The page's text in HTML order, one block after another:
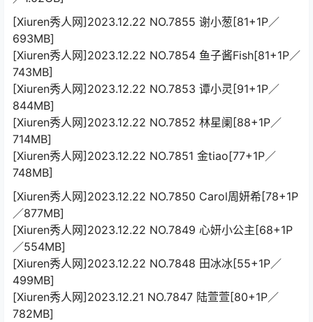
[Xiuren秀人网]2023.12.22 NO.7855 谢小葱[81+1P／
693MB]
[Xiuren秀人网]2023.12.22 NO.7854 鱼子酱Fish[81+1P／
743MB]
[Xiuren秀人网]2023.12.22 NO.7853 谭小灵[91+1P／
844MB]
[Xiuren秀人网]2023.12.22 NO.7852 林星阑[88+1P／
714MB]
[Xiuren秀人网]2023.12.22 NO.7851 金tiao[77+1P／
748MB]
[Xiuren秀人网]2023.12.22 NO.7850 Carol周妍希[78+1P
／877MB]
[Xiuren秀人网]2023.12.22 NO.7849 心妍小公主[68+1P
／554MB]
[Xiuren秀人网]2023.12.22 NO.7848 田冰冰[55+1P／
499MB]
[Xiuren秀人网]2023.12.21 NO.7847 陆萱萱[80+1P／
782MB]